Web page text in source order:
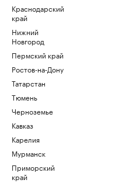
Краснодарский
край
Нижний
Новгород
Пермский край
Ростов-на-Дону
Татарстан
Тюмень
Черноземье
Кавказ
Карелия
Мурманск
Приморский
край